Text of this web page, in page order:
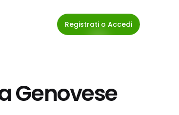
Registrati o Accedi
Genovese